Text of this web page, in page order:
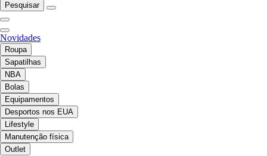
Pesquisar
Novidades
Roupa
Sapatilhas
NBA
Bolas
Equipamentos
Desportos nos EUA
Lifestyle
Manutenção física
Outlet